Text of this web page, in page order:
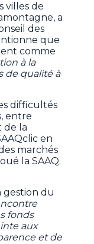
villes de
a
des
que
comme
à la
de qualité à
difficultés
entre
de la
en
marchés
la SAAQ.
gestion du
fonds
aux
et de